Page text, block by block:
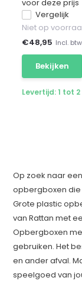
voor deze prijs
Vergelijk
Niet op
€48,95 Incl. btw
Bekijken
Levertijd: 1 tot
Op zoek naar
opbergboxen die
Grote plastic
van Rattan met
Opbergboxen
gebruiken. Het
en ander afval.
speelgoed van